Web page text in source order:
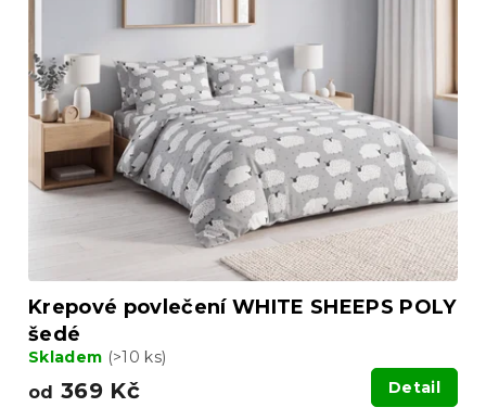
Krepové povlečení WHITE SHEEPS POLY
šedé
Skladem (>10 ks)
od 369 Kč Detail